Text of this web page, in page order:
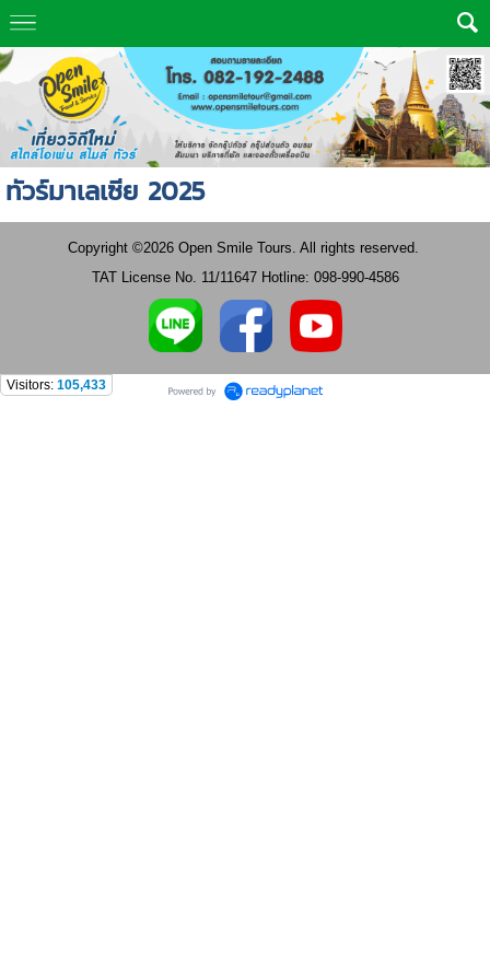
ทัวร์มาเลเซีย 2025
Copyright ©2026 Open Smile Tours. All rights reserved.
TAT License No. 11/11647 Hotline: 098-990-4586
Visitors: 105,433